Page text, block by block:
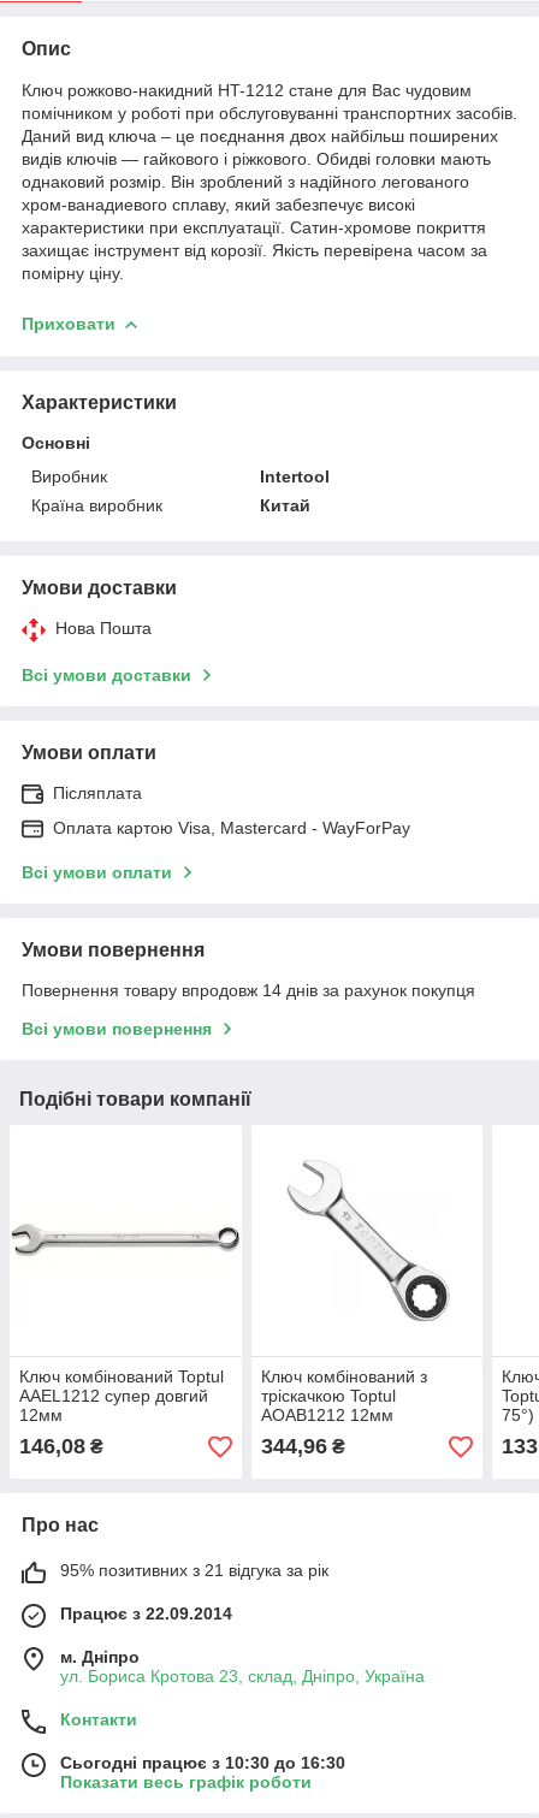
Опис
Ключ рожково-накидний HT-1212 стане для Вас чудовим
помічником у роботі при обслуговуванні транспортних засобів.
Даний вид ключа – це поєднання двох найбільш поширених
видів ключів — гайкового і ріжкового. Обидві головки мають
однаковий розмір. Він зроблений з надійного легованого
хром-ванадиевого сплаву, який забезпечує високі
характеристики при експлуатації. Сатин-хромове покриття
захищає інструмент від корозії. Якість перевірена часом за
помірну ціну.
Приховати
Характеристики
Основні
Виробник
Intertool
Країна виробник
Китай
Умови доставки
Нова Пошта
Всі умови доставки
Умови оплати
Післяплата
Оплата картою Visa, Mastercard - WayForPay
Всі умови оплати
Умови повернення
Повернення товару впродовж 14 днів за рахунок покупця
Всі умови повернення
Подібні товари компанії
Ключ комбінований Toptul
AAEL1212 супер довгий
12мм
146,08 ₴
Ключ комбінований з
тріскачкою Toptul
AOAB1212 12мм
укорочений
344,96₴
Про нас
95% позитивних з 21 відгука за рік
Працює з 22.09.2014
м. Дніпро
ул. Бориса Кротова 23, склад, Дніпро, Україна
Контакти
Сьогодні працює з 10:30 до 16:30
Показати весь графік роботи